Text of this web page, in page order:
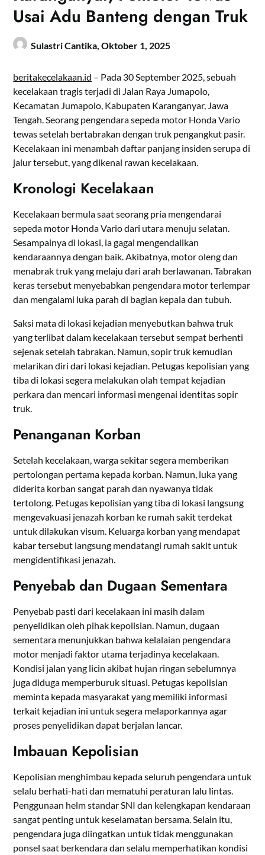
Usai Adu Banteng dengan Truk
Sulastri Cantika,Oktober 1, 2025
beritakecelakaan.id – Pada 30 September 2025, sebuah
kecelakaan tragis terjadi di Jalan Raya Jumapolo,
Kecamatan Jumapolo, Kabupaten Karanganyar, Jawa
Tengah. Seorang pengendara sepeda motor Honda Vario
tewas setelah bertabrakan dengan truk pengangkut pasir.
Kecelakaan ini menambah daftar panjang insiden serupa di
jalur tersebut, yang dikenal rawan kecelakaan.
Kronologi Kecelakaan
Kecelakaan bermula saat seorang pria mengendarai
sepeda motor Honda Vario dari utara menuju selatan.
Sesampainya di lokasi, ia gagal mengendalikan
kendaraannya dengan baik. Akibatnya, motor oleng dan
menabrak truk yang melaju dari arah berlawanan. Tabrakan
keras tersebut menyebabkan pengendara motor terlempar
dan mengalami luka parah di bagian kepala dan tubuh.
Saksi mata di lokasi kejadian menyebutkan bahwa truk
yang terlibat dalam kecelakaan tersebut sempat berhenti
sejenak setelah tabrakan. Namun, sopir truk kemudian
melarikan diri dari lokasi kejadian. Petugas kepolisian yang
tiba di lokasi segera melakukan olah tempat kejadian
perkara dan mencari informasi mengenai identitas sopir
truk.
Penanganan Korban
Setelah kecelakaan, warga sekitar segera memberikan
pertolongan pertama kepada korban. Namun, luka yang
diderita korban sangat parah dan nyawanya tidak
tertolong. Petugas kepolisian yang tiba di lokasi langsung
mengevakuasi jenazah korban ke rumah sakit terdekat
untuk dilakukan visum. Keluarga korban yang mendapat
kabar tersebut langsung mendatangi rumah sakit untuk
mengidentifikasi jenazah.
Penyebab dan Dugaan Sementara
Penyebab pasti dari kecelakaan ini masih dalam
penyelidikan oleh pihak kepolisian. Namun, dugaan
sementara menunjukkan bahwa kelalaian pengendara
motor menjadi faktor utama terjadinya kecelakaan.
Kondisi jalan yang licin akibat hujan ringan sebelumnya
juga diduga memperburuk situasi. Petugas kepolisian
meminta kepada masyarakat yang memiliki informasi
terkait kejadian ini untuk segera melaporkannya agar
proses penyelidikan dapat berjalan lancar.
Imbauan Kepolisian
Kepolisian menghimbau kepada seluruh pengendara untuk
selalu berhati-hati dan mematuhi peraturan lalu lintas.
Penggunaan helm standar SNI dan kelengkapan kendaraan
sangat penting untuk keselamatan bersama. Selain itu,
pengendara juga diingatkan untuk tidak menggunakan
ponsel saat berkendara dan selalu memperhatikan kondisi